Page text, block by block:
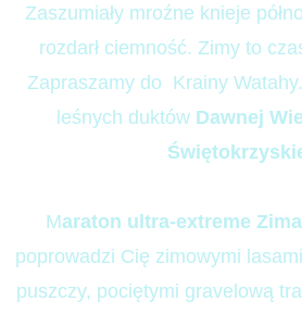
Zaszumiały mroźne knieje
rozdarł ciemność. Zimy to
Zapraszamy do  Krainy
leśnych duktów Dawnej
  M
araton ultra-extreme
poprowadzi Cię zimowymi
puszczy, pociętymi gravelową